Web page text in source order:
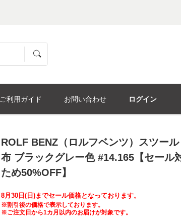
ご利用ガイド お問い合わせ ログイン
ROLF BENZ（ロルフベンツ）スツール
布 ブラックグレー色 #14.165【セール
ため50%OFF】
8月30日(日)までセール価格となっております。
※割引後の価格で表示しております。
※ご注文日から1カ月以内のお届けが対象です。